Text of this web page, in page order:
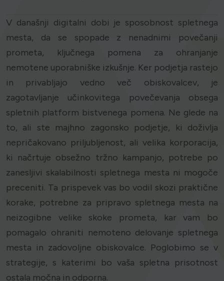
V današnji digitalni dobi je sposobnost spletnega
mesta, da se spopade z nenadnimi povečanji
prometa, ključnega pomena za ohranjanje
nemotene uporabniške izkušnje. Ker podjetja rastejo
in privabljajo vedno več obiskovalcev, je
zagotavljanje učinkovitega povečevanja obsega
spletnih platform bistvenega pomena. Ne glede na
to, ali ste majhno zagonsko podjetje, ki doživlja
nepričakovano priljubljenost, ali velika korporacija,
ki načrtuje obsežno tržno kampanjo, potrebe po
zanesljivi skalabilnosti spletnega mesta ni mogoče
preceniti. Ta prispevek vas bo vodil skozi praktične
korake, potrebne za pripravo spletnega mesta na
neizogibne velike skoke prometa, kar vam bo
pomagalo ohraniti nemoteno delovanje spletnega
mesta in zadovoljne obiskovalce. Poglobimo se v
strategije, s katerimi bo vaša spletna prisotnost
ostala močna in odporna.